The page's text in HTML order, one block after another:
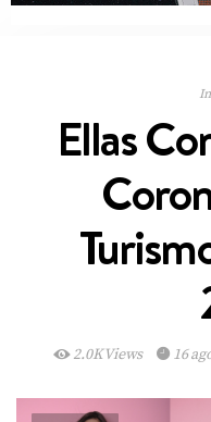
In
Ellas
2.0K Views 16